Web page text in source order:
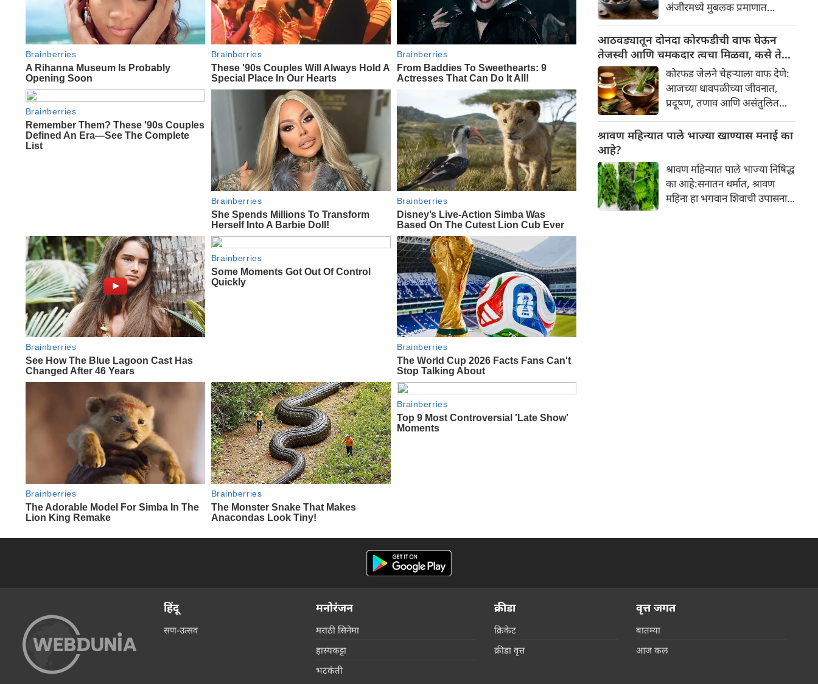
या दिवशी तयार होणारे शुभ योग,
ग्रहांची स्थिती आणि या गोचरमुळे
ज्यांचे नशीब उजळणार आहे अशा
भाग्यवान राशींबद्दल आपण जाणून
घेऊया!
अंजीरमध्ये मुबलक प्रमाणात
बद्धकोष्ठता, गॅस किंवा अपचनाचा
त्रास होत असेल, तर अंजीर
तुमच्यासाठी वरदान ठरू शकते. हे
आतड्यांची स्वच्छता ठेवण्यास मदत
करते. पचनसंस्था मजबूत करून
पोट साफ होण्यास मदत करते.
आठवड्यातून दोनदा कोरफडीची वाफ घेऊन
तेजस्वी आणि चमकदार त्वचा मिळवा, कसे ते
जाणून घ्या
कोरफड जेलने चेहऱ्याला वाफ देणे:
आजच्या धावपळीच्या जीवनात,
प्रदूषण, तणाव आणि असंतुलित
नकारात्मक परिणाम होऊ शकतो.
होते, ज्यामुळे निस्तेजपणा, मुरुमे
आणि ब्लॅकहेड्स यांसारख्या समस्या
निर्माण होतात.
श्रावण महिन्यात पाले भाज्या खाण्यास मनाई का
आहे?
श्रावण महिन्यात पाले भाज्या निषिद्ध
का आहे:सनातन धर्मात, श्रावण
महिना हा भगवान शिवाची उपासना
हिंदू
सण-उत्सव
मनोरंजन
मराठी सिनेमा
हास्यकट्टा
भटकंती
क्रीडा
क्रिकेट
क्रीडा वृत्त
वृत्त जगत
बातम्या
आज कल